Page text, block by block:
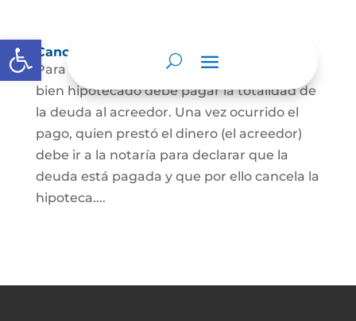
Abrir barra de herramientas
Cancelación de Hipoteca
Para cancelar una hipoteca, el dueño del
bien hipotecado debe pagar la totalidad de
la deuda al acreedor. Una vez ocurrido el
pago, quien prestó el dinero (el acreedor)
debe ir a la notaría para declarar que la
deuda está pagada y que por ello cancela la
hipoteca....